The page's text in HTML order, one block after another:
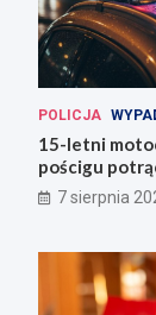
POLICJA
15-letni
pościgu
Lwówku
7 sierpnia